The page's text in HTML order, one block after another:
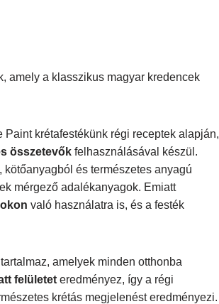
amely a klasszikus magyar kredencek
krétafestékünk régi receptek alapján,
összetevők felhasználásával készül.
és természetes anyagú
mérgező adalékanyagok. Emiatt
való használatra is, és a festék
tartalmaz, amelyek minden otthonba
felületet eredményez, így a régi
krétás megjelenést eredményezi.